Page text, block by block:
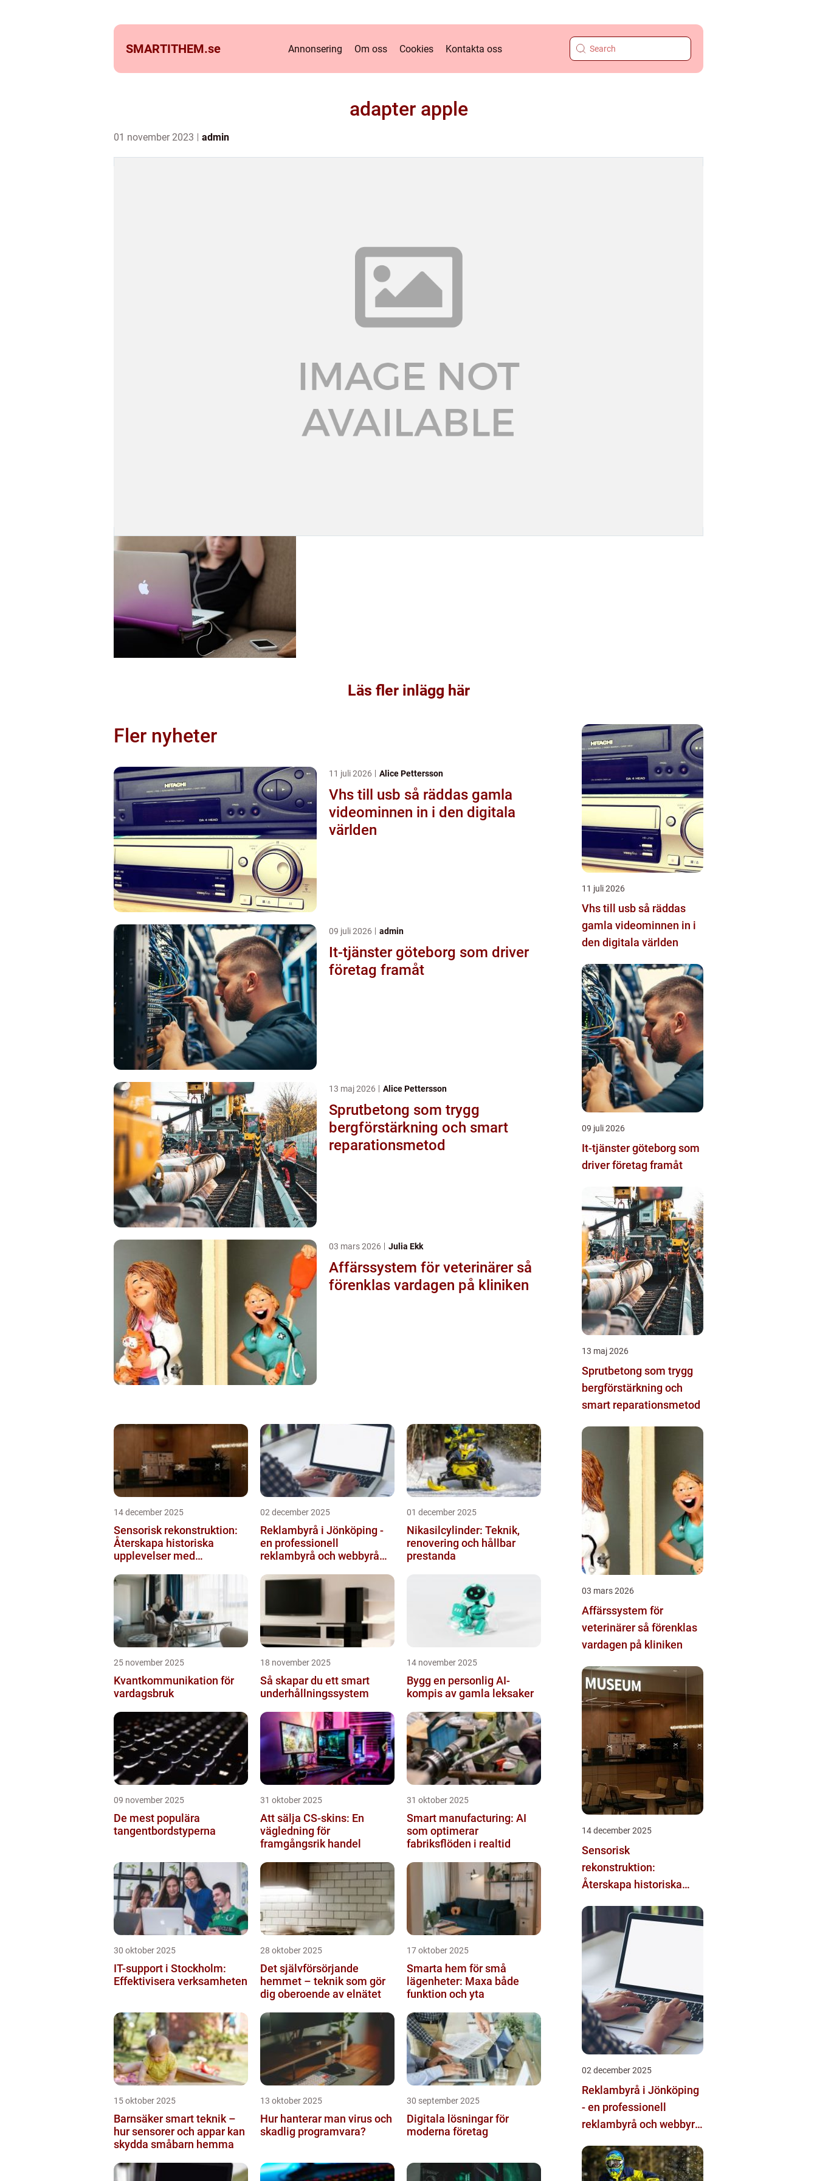
SMARTITHEM.se Annonsering Om oss Cookies Kontakta oss
adapter apple
01 november 2023 admin
Läs fler inlägg här
Fler nyheter
11 juli 2026 Alice Pettersson
Vhs till usb så räddas gamla
videominnen in i den digitala
världen
09 juli 2026 admin
It-tjänster göteborg som driver
företag framåt
13 maj 2026 Alice Pettersson
Sprutbetong som trygg
bergförstärkning och smart
reparationsmetod
03 mars 2026 Julia Ekk
Affärssystem för veterinärer så
förenklas vardagen på kliniken
14 december 2025
Sensorisk rekonstruktion:
Återskapa historiska
upplevelser med
02 december 2025
Reklambyrå i Jönköping -
en professionell
reklambyrå och webbyrå
kommunikati...
01 december 2025
Nikasilcylinder: Teknik,
renovering och hållbar
prestanda
25 november 2025
Kvantkommunikation för
vardagsbruk
18 november 2025
Så skapar du ett smart
underhållningssystem
14 november 2025
Bygg en personlig AI-
kompis av gamla leksaker
09 november 2025
De mest populära
tangentbordstyperna
31 oktober 2025
Att sälja CS-skins: En
vägledning för
framgångsrik handel
31 oktober 2025
Smart manufacturing: AI
som optimerar
fabriksflöden i realtid
30 oktober 2025
IT-support i Stockholm:
Effektivisera verksamheten
28 oktober 2025
Det självförsörjande
hemmet – teknik som gör
dig oberoende av elnätet
17 oktober 2025
Smarta hem för små
lägenheter: Maxa både
funktion och yta
15 oktober 2025
Barnsäker smart teknik –
hur sensorer och appar kan
skydda småbarn hemma
13 oktober 2025
Hur hanterar man virus och
skadlig programvara?
30 september 2025
Digitala lösningar för
moderna företag
11 juli 2026
Vhs till usb så räddas
gamla videominnen in i
den digitala världen
09 juli 2026
It-tjänster göteborg som
driver företag framåt
13 maj 2026
Sprutbetong som trygg
bergförstärkning och
smart reparationsmetod
03 mars 2026
Affärssystem för
veterinärer så förenklas
vardagen på kliniken
14 december 2025
Sensorisk
rekonstruktion:
Återskapa historiska
multimodala AI
02 december 2025
Reklambyrå i Jönköping
- en professionell
reklambyrå och webbyrå
kommunikation